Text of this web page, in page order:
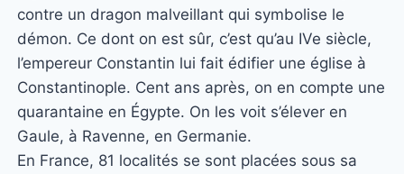
contre un dragon malveillant qui symbolise le
démon. Ce dont on est sûr, c’est qu’au IVe siècle,
l’empereur Constantin lui fait édifier une église à
Constantinople. Cent ans après, on en compte une
quarantaine en Égypte. On les voit s’élever en
Gaule, à Ravenne, en Germanie.
En France, 81 localités se sont placées sous sa